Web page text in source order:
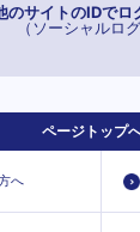
のサイトのIDでロ
（ソーシャルロ
ページトップ
へ